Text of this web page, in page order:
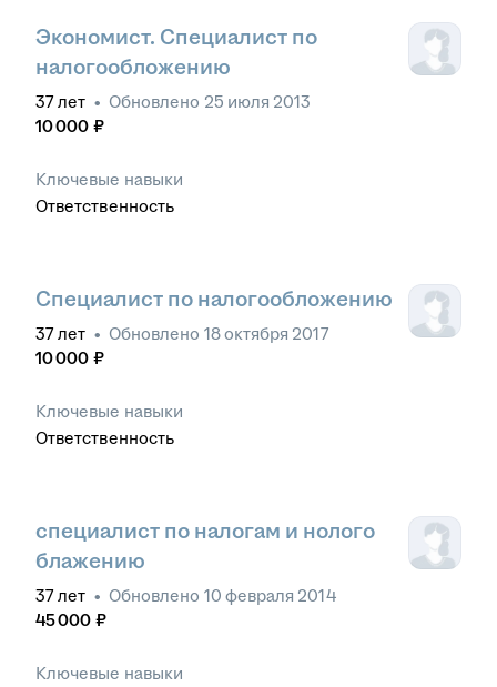
Экономист. Специалист по
налогообложению
37лет • Обновлено 25 июля 2013
10 000 ₽
Ключевые навыки
Ответственность
Специалист по налогообложению
37лет • Обновлено 18 октября 2017
10 000 ₽
Ключевые навыки
Ответственность
специалист по налогам и нолого
блажению
37лет • Обновлено 10 февраля 2014
45 000 ₽
Ключевые навыки